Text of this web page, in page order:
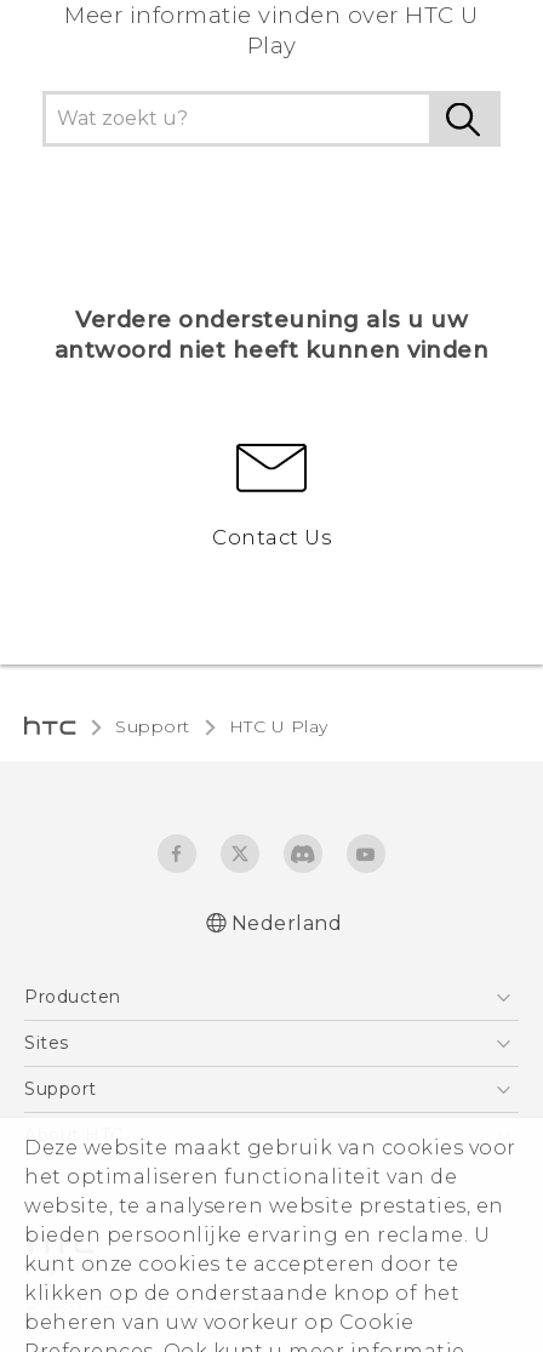
Deze website maakt gebruik van cookies voor
het optimaliseren functionaliteit van de
website, te analyseren website prestaties, en
bieden persoonlijke ervaring en reclame. U
kunt onze cookies te accepteren door te
klikken op de onderstaande knop of het
beheren van uw voorkeur op Cookie
Meer informatie vinden over HTC U
Play
Verdere ondersteuning als u uw
antwoord niet heeft kunnen vinden
Contact Us
Support HTC U Play‎
Nederlands - Gebruikershandleiding
wettelijke voorschriften
Deutsch - Informationen zur Sicherheit und
behördliche Bestimmungen
English - Quick start guide
English - User manual
English - Safety and regulatory guide
Nederland
Producten
Telefoons
Vive
Accessoires
Sites
HTC Vive
Aan de slag
Support
Support voor eCommerce
About HTC
ESG
Informatie over het bedrijf
Voor beleggers (engels)
Cookie Preferences
Vacatures
© 2011-2026 HTC Corporation